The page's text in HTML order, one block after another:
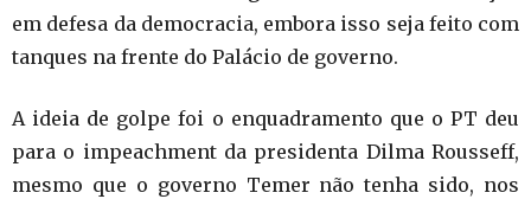
em defesa da democracia, embora isso seja feito com
tanques na frente do Palácio de governo.
A ideia de golpe foi o enquadramento que o PT deu
para o impeachment da presidenta Dilma Rousseff,
mesmo que o governo Temer não tenha sido, nos